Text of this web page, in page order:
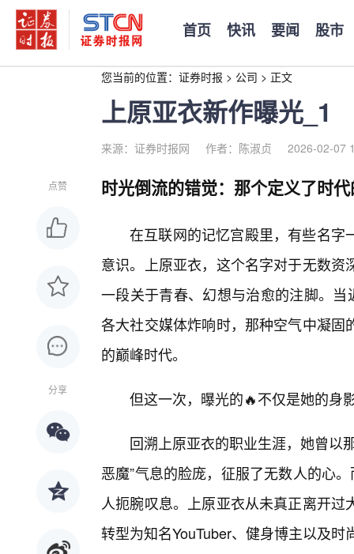
首页 快讯 要闻 股市
您当前的位置： 证券时报 > 公司 > 正文
上原亚衣新作曝光_1
来源：证券时报网 作者：陈淑贞 2026-02-07
点赞
分享
时光倒流的错觉：那个定义了时
在互联网的记忆宫殿里，有些名字
意识。上原亚衣，这个名字对于无数
一段关于青春、幻想与治愈的注脚。
各大社交媒体炸响时，那种空气中凝
的巅峰时代。
但这一次，曝光的🔥不仅是她的身
回溯上原亚衣的职业生涯，她曾以
恶魔”气息的脸庞，征服了无数人的心
人扼腕叹息。上原亚衣从未真正离开
转型为知名YouTuber、健身博主以及时